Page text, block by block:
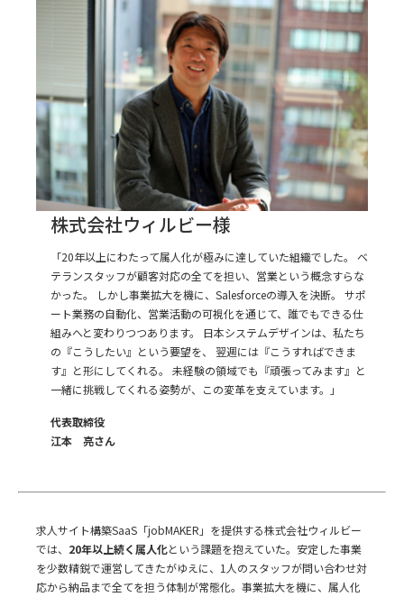
株式会社ウィルビー様
「20年以上にわたって属人化が極みに達していた組織でした。 ベ
テランスタッフが顧客対応の全てを担い、営業という概念すらな
かった。 しかし事業拡大を機に、Salesforceの導入を決断。 サポ
ート業務の自動化、営業活動の可視化を通じて、誰でもできる仕
組みへと変わりつつあります。 日本システムデザインは、私たち
の『こうしたい』という要望を、 翌週には『こうすればできま
す』と形にしてくれる。 未経験の領域でも『頑張ってみます』と
一緒に挑戦してくれる姿勢が、この変革を支えています。」
代表取締役
江本 亮さん
求人サイト構築SaaS「jobMAKER」を提供する株式会社ウィルビー
では、 20年以上続く属人化という課題を抱えていた。安定した事業
を少数精鋭で運営してきたがゆえに、1人のスタッフが問い合わせ対
応から納品まで全てを担う体制が常態化。事業拡大を機に、属人化